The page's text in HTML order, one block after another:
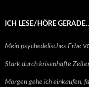
ICH LESE/HÖRE
Mein psychedelisches Erbe
Stark durch krisenhafte
Morgen gehe ich einkaufen,